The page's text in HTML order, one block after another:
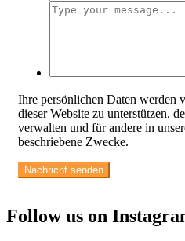
Ihre persönlichen Daten werden
dieser Website zu unterstützen,
verwalten und für andere in
beschriebene Zwecke.
Follow us on